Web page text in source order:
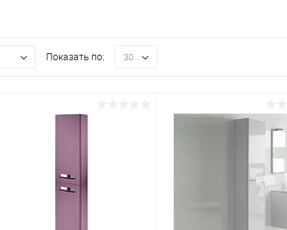
Показать по: 30